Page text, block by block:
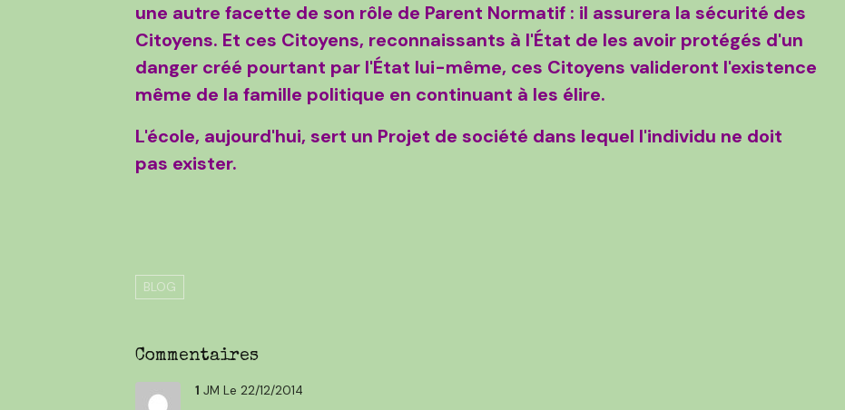
une autre facette de son rôle de Parent Normatif : il assurera la sécurité des
Citoyens. Et ces Citoyens, reconnaissants à l'État de les avoir protégés d'un
danger créé pourtant par l'État lui-même, ces Citoyens valideront l'existence
même de la famille politique en continuant à les élire.
L'école, aujourd'hui, sert un Projet de société dans lequel l'individu ne doit
pas exister.
BLOG
Commentaires
1 JMLe 22/12/2014